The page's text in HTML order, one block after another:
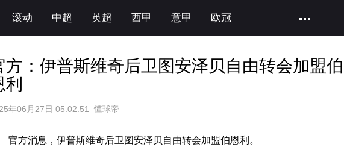
滚动 中超 英超 西甲 意甲 欧冠
方：伊普斯维奇后卫图安泽贝自由转会加盟伯
利
年06月27日 05:02:51 懂球帝
官方消息，伊普斯维奇后卫图安泽贝自由转会加盟伯恩利。